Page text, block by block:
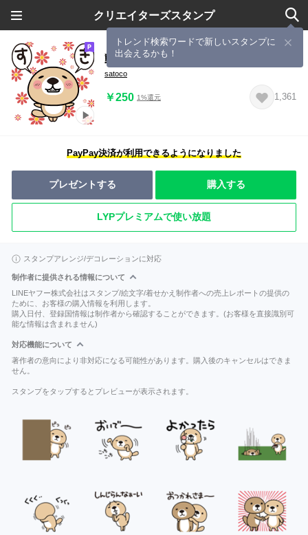
クリエイターズスタンプ
トレンド検索ワードで新しいスタンプに
出会えるかも！
動け！突撃！ラッコさん４
satoco
￥250 1%還元 1,361
PayPay決済が利用できるようになりました
プレゼントする 購入する
LYPプレミアムで使い放題
スタンプアレンジ/デコレーションに対応
制作者に提供される情報について
LINEヤフー株式会社はスタンプ/絵文字/着せかえ制作者への売上レポートの提供の
ために、お客様の購入情報を利用します。
購入日付、登録国情報は制作者から確認することができます。(お客様を直接識別可
能な情報は含まれません)
対応機能について
著作者の意向により非対応になる可能性があります。購入後のキャンセルはできま
せん。
スタンプをタップするとプレビューが表示されます。